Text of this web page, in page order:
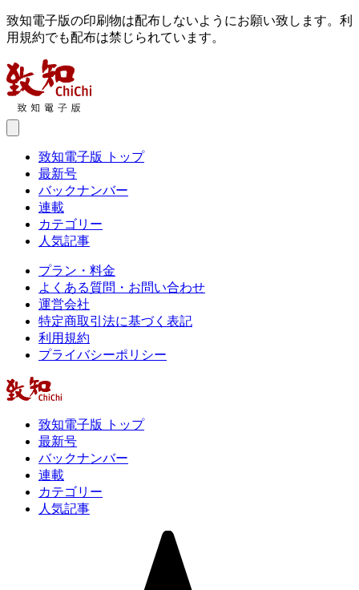
致知電子版の印刷物は配布しないようにお願い致します。利
用規約でも配布は禁じられています。
致知電子版 トップ
最新号
バックナンバー
連載
カテゴリー
人気記事
プラン・料金
よくある質問・お問い合わせ
運営会社
特定商取引法に基づく表記
利用規約
プライバシーポリシー
致知電子版 トップ
最新号
バックナンバー
連載
カテゴリー
人気記事